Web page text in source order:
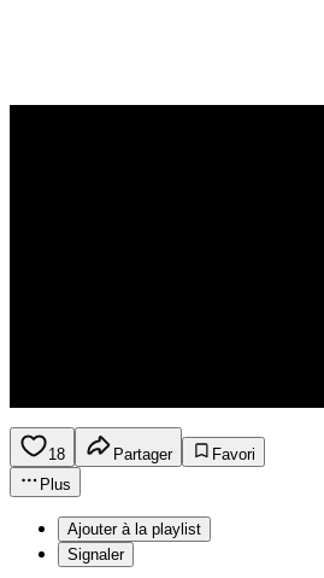
18 Partager
Favori
Plus
Ajouter à la playlist
Signaler